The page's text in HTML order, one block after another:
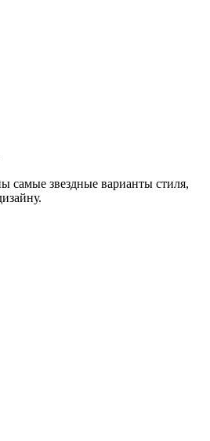
самые звездные варианты стиля,